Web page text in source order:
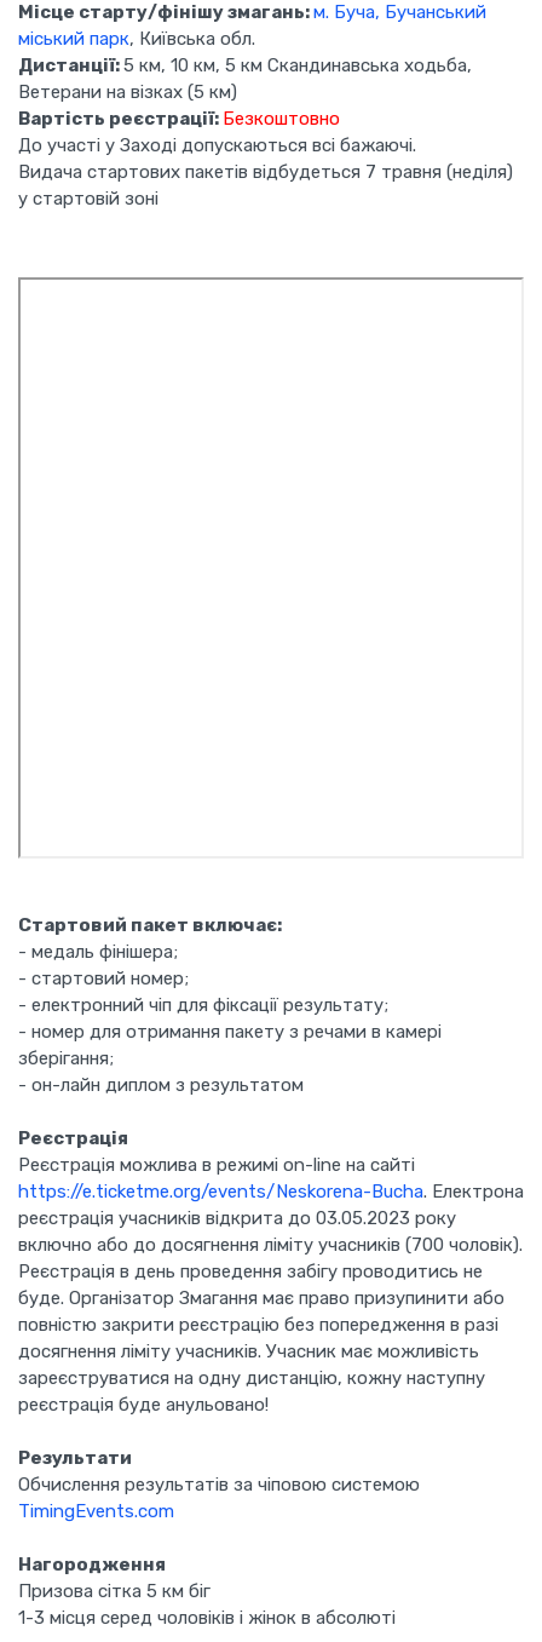
Місце старту/фінішу змагань:м. Буча, Бучанський
міський парк, Київська обл.
Дистанції:5 км, 10 км, 5 км Скандинавська ходьба,
Ветерани на візках (5 км)
Вартість реєстрації: Безкоштовно
До участі у Заході допускаються всі бажаючі.
Видача стартових пакетів відбудеться 7 травня (неділя)
у стартовій зоні
Стартовий пакет включає:
- медаль фінішера;
- стартовий номер;
- електронний чіп для фіксації результату;
- номер для отримання пакету з речами в камері
зберігання;
- он-лайн диплом з результатом
Реєстрація
Реєстрація можлива в режимі on-line на сайті
https://e.ticketme.org/events/Neskorena-Bucha. Електрона
реєстрація учасників відкрита до 03.05.2023 року
включно або до досягнення ліміту учасників (700 чоловік).
Реєстрація в день проведення забігу проводитись не
буде. Організатор Змагання має право призупинити або
повністю закрити реєстрацію без попередження в разі
досягнення ліміту учасників. Учасник має можливість
зареєструватися на одну дистанцію, кожну наступну
реєстрація буде анульовано!
Результати
Обчислення результатів за чіповою системою
TimingEvents.com
Нагородження
Призова сітка 5 км біг
1-3 місця серед чоловіків і жінок в абсолюті